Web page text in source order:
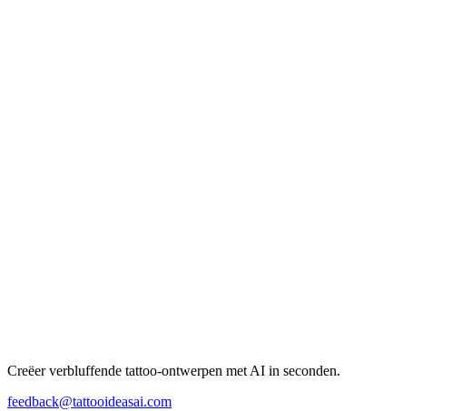
Creëer verbluffende tattoo-ontwerpen met AI in seconden.
feedback@tattooideasai.com